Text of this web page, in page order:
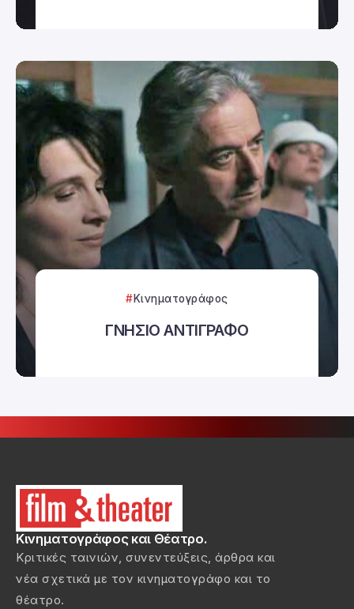
Κινηματογράφος
ΓΝΗΣΙΟ ΑΝΤΙΓΡΑΦΟ
Κινηματογράφος και Θέατρο.
Κριτικές ταινιών, συνεντεύξεις, άρθρα και
νέα σχετικά με τον κινηματογράφο και το
θέατρο.